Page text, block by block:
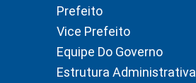
Prefeito
Vice Prefeito
Equipe Do Governo
Estrutura Administrativa